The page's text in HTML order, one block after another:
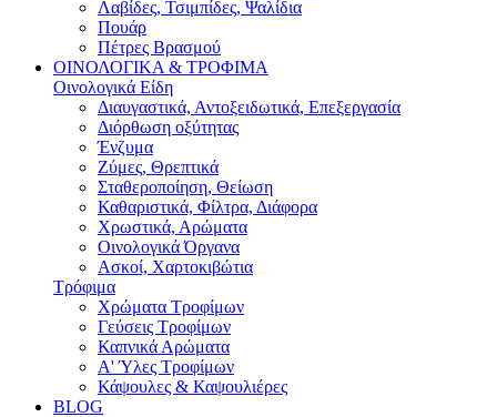
Λαβίδες, Τσιμπίδες, Ψαλίδια
Πουάρ
Πέτρες Βρασμού
ΟΙΝΟΛΟΓΙΚΑ & ΤΡΟΦΙΜΑ
Οινολογικά Είδη
Διαυγαστικά, Αντοξειδωτικά, Επεξεργασία
Διόρθωση οξύτητας
Ένζυμα
Ζύμες, Θρεπτικά
Σταθεροποίηση, Θείωση
Καθαριστικά, Φίλτρα, Διάφορα
Χρωστικά, Αρώματα
Οινολογικά Όργανα
Ασκοί, Χαρτοκιβώτια
Τρόφιμα
Χρώματα Τροφίμων
Γεύσεις Τροφίμων
Καπνικά Αρώματα
A' Ύλες Τροφίμων
Κάψουλες & Καψουλιέρες
BLOG